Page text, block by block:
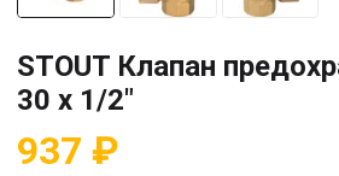
STOUT Клапан
30 x 1/2″
937 ₽